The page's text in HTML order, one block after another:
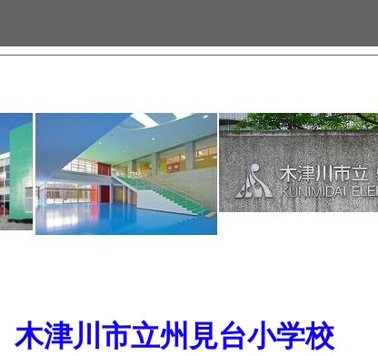
木津川市立州見台小学校